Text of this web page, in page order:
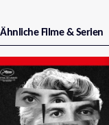
Ähnliche Filme & Serien